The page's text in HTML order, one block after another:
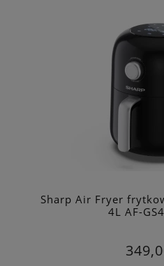
Sharp Air Fryer
4L AF-